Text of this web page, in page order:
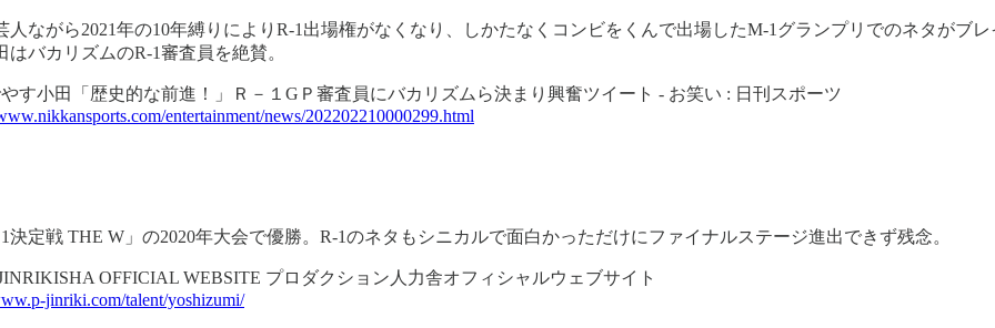
人ながら2021年の10年縛りによりR-1出場権がなくなり、しかたなくコンビをくんで出場したM-1グランプリでのネタがブ
はバカリズムのR-1審査員を絶賛。
す小田「歴史的な前進！」Ｒ－１GＰ審査員にバカリズムら決まり興奮ツイート - お笑い : 日刊スポーツ
entertainment/news/202202210000299.html
決定戦 THE W」の2020年大会で優勝。R-1のネタもシニカルで面白かっただけにファイナルステージ進出できず残念。
OFFICIAL WEBSITE プロダクション人力舎オフィシャルウェブサイト
jinriki.com/talent/yoshizumi/